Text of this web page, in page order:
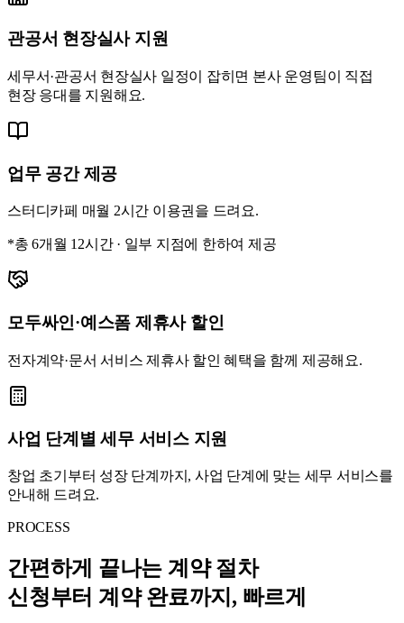
관공서 현장실사 지원
세무서·관공서 현장실사 일정이 잡히면 본사 운영팀이 직접
현장 응대를 지원해요.
업무 공간 제공
스터디카페 매월 2시간 이용권을 드려요.
*총 6개월 12시간 · 일부 지점에 한하여 제공
모두싸인·예스폼 제휴사 할인
전자계약·문서 서비스 제휴사 할인 혜택을 함께 제공해요.
사업 단계별 세무 서비스 지원
창업 초기부터 성장 단계까지, 사업 단계에 맞는 세무 서비스를
안내해 드려요.
PROCESS
간편하게 끝나는 계약 절차
신청부터 계약 완료까지, 빠르게